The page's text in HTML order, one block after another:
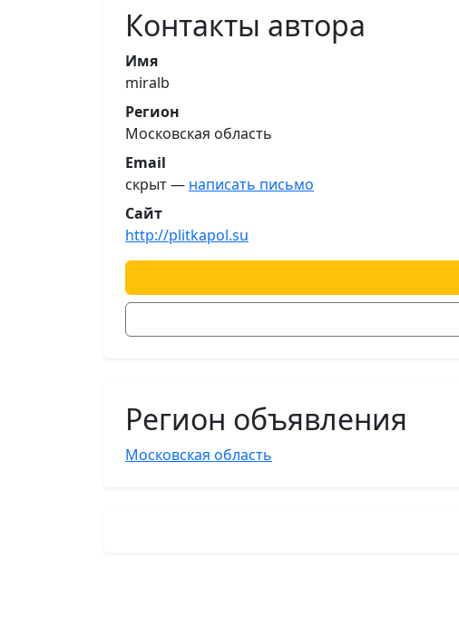
Контакты автора
Имя
miralb
Регион
Московская область
Email
скрыт — написать письмо
Сайт
http://plitkapol.su
Регион объявления
Московская область